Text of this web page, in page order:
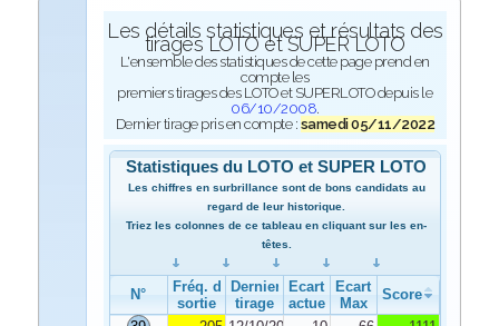
Les détails statistiques et résultats des
tirages LOTO et SUPER LOTO
L'ensemble des statistiques de cette page prend en
compte les
premiers tirages des LOTO et SUPERLOTO depuis le
06/10/2008.
Dernier tirage pris en compte : samedi 05/11/2022
Statistiques du LOTO et SUPER LOTO
Les chiffres en surbrillance sont de bons candidats au
regard de leur historique.
Triez les colonnes de ce tableau en cliquant sur les en-
têtes.
N°
Fréq. de
sortie
Dernier
tirage
Ecart
actuel
Ecart
Max
Score